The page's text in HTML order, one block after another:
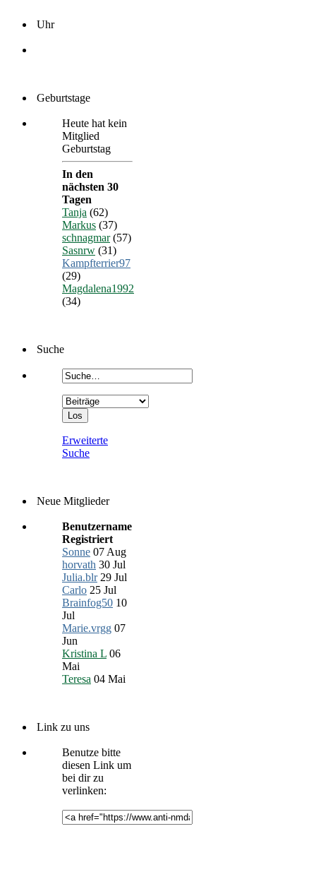
Uhr
Geburtstage
Heute hat kein
Mitglied
Geburtstag
In den
nächsten 30
Tagen
Tanja (62)
Markus (37)
schnagmar (57)
Sasnrw (31)
Kampfterrier97
(29)
Magdalena1992
(34)
Suche
Erweiterte
Suche
Neue Mitglieder
Benutzername
Registriert
Sonne 07 Aug
horvath 30 Jul
Julia.blr 29 Jul
Carlo 25 Jul
Brainfog50 10
Jul
Marie.vrgg 07
Jun
Kristina L 06
Mai
Teresa 04 Mai
Link zu uns
Benutze bitte
diesen Link um
bei dir zu
verlinken: